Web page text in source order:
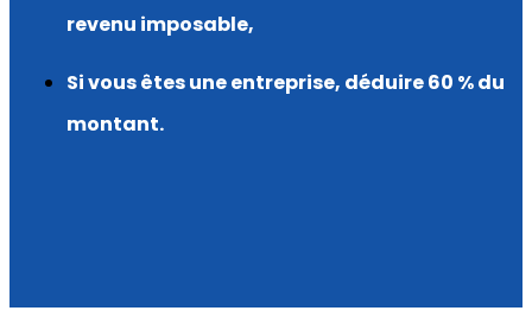
revenu imposable,
Si vous êtes une entreprise, déduire 60 % du
montant.